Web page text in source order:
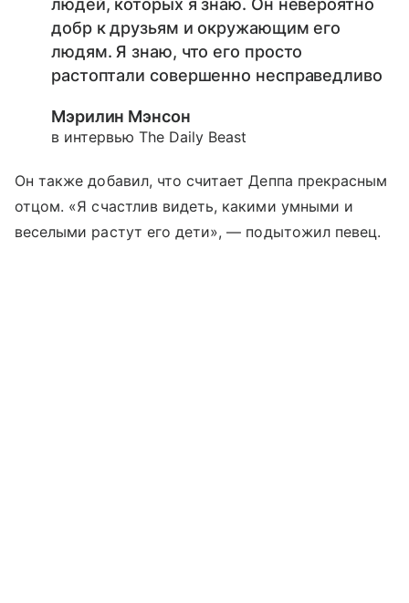
людей, которых я знаю. Он невероятно
добр к друзьям и окружающим его
людям. Я знаю, что его просто
растоптали совершенно несправедливо
Мэрилин Мэнсон
в интервью The Daily Beast
Он также добавил, что считает Деппа прекрасным
отцом. «Я счастлив видеть, какими умными и
веселыми растут его дети»,— подытожил певец.